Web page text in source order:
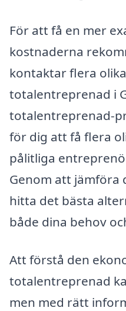
För att få en mer
kostnaderna
kontaktar flera
totalentreprenad i
totalentreprenad-
för dig att få flera
pålitliga
Genom att jämföra
hitta det bästa
både dina behov
Att förstå den
totalentreprenad
men med rätt